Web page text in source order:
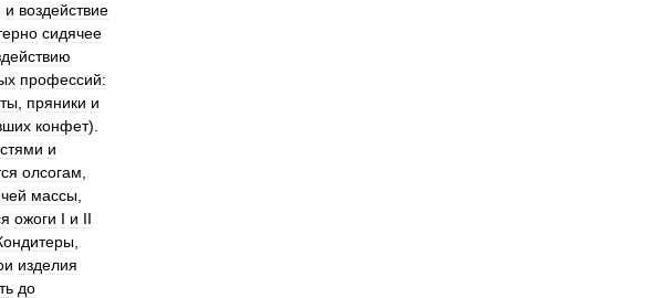
и воздействие
сидячее
профессий:
пряники и
конфет).
и
олсогам
массы
ожоги I и II
изделия
до